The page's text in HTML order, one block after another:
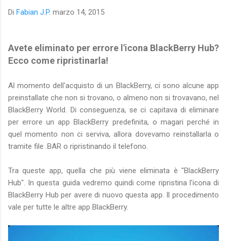
Di Fabian J.P. marzo 14, 2015
Avete eliminato per errore l'icona BlackBerry Hub?
Ecco come ripristinarla!
Al momento dell'acquisto di un BlackBerry, ci sono alcune app
preinstallate che non si trovano, o almeno non si trovavano, nel
BlackBerry World. Di conseguenza, se ci capitava di eliminare
per errore un app BlackBerry predefinita, o magari perché in
quel momento non ci serviva, allora dovevamo reinstallarla o
tramite file .BAR o ripristinando il telefono.
Tra queste app, quella che più viene eliminata è "BlackBerry
Hub". In questa guida vedremo quindi come ripristina l'icona di
BlackBerry Hub per avere di nuovo questa app. Il procedimento
vale per tutte le altre app BlackBerry.